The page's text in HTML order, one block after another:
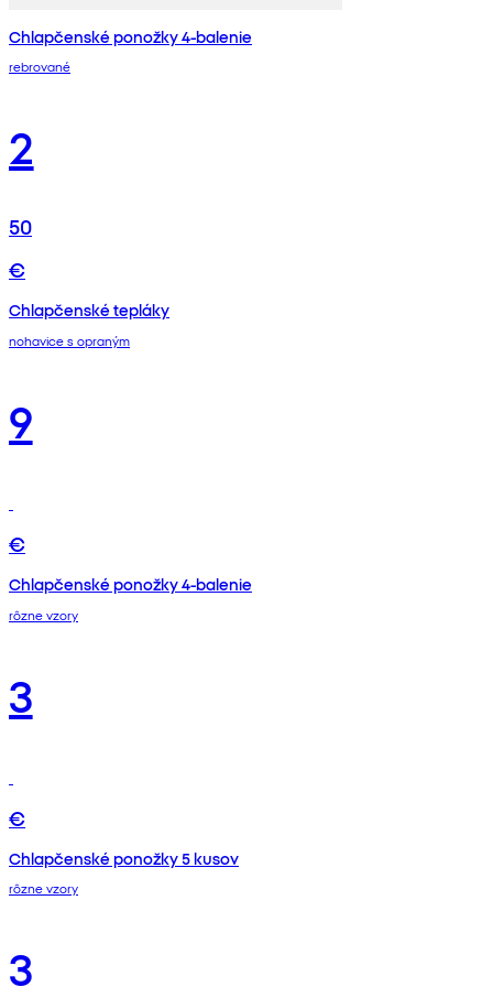
Chlapčenské ponožky 4-balenie
rebrované
2
50
€
Chlapčenské tepláky
nohavice s opraným
9
€
Chlapčenské ponožky 4-balenie
rôzne vzory
3
€
Chlapčenské ponožky 5 kusov
rôzne vzory
3